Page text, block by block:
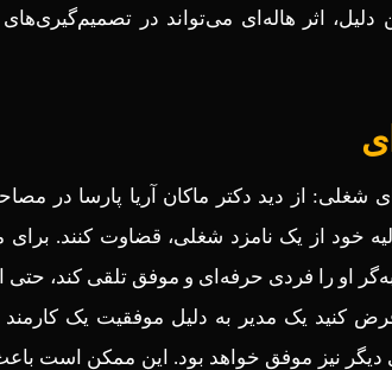
اثر هاله‌ای می‌تواند در تصمیم‌گیری‌های
شغلی: از دید دکتر ماکان آریا پارسا در
خود از یک نامزد شغلی، قضاوت کنند.
او را فردی حرفه‌ای و موفق تلقی کند، حتی
کنید یک مدیر به دلیل موفقیت یک
نیز موفق خواهد بود. این ممکن است